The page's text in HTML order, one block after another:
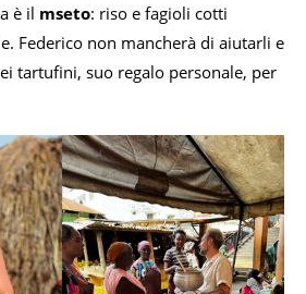
è il mseto: riso e fagioli cotti
Federico non mancherà di aiutarli e
tartufini, suo regalo personale, per